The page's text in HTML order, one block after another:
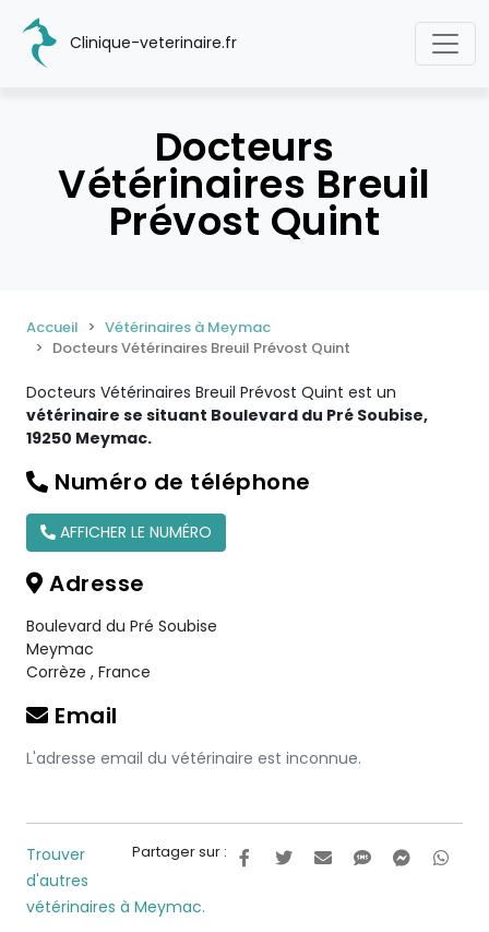
Clinique-veterinaire.fr
Docteurs
Vétérinaires Breuil
Prévost Quint
Accueil
Vétérinaires à Meymac
Docteurs Vétérinaires Breuil Prévost Quint
Docteurs Vétérinaires Breuil Prévost Quint est un
vétérinaire se situant Boulevard du Pré Soubise,
19250 Meymac.
Numéro de téléphone
AFFICHER LE NUMÉRO
Adresse
Boulevard du Pré Soubise
Meymac
Corrèze , France
Email
L'adresse email du vétérinaire est inconnue.
Partager sur :
Trouver
d'autres
vétérinaires à Meymac.